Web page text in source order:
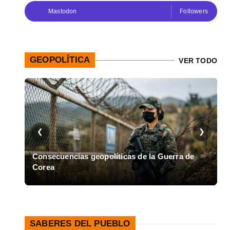
Mastodon Followers
GEOPOLÍTICA VER TODO
❮
Consecuencias geopolíticas de la Guerra de
Corea
❯
SABERES DEL PUEBLO